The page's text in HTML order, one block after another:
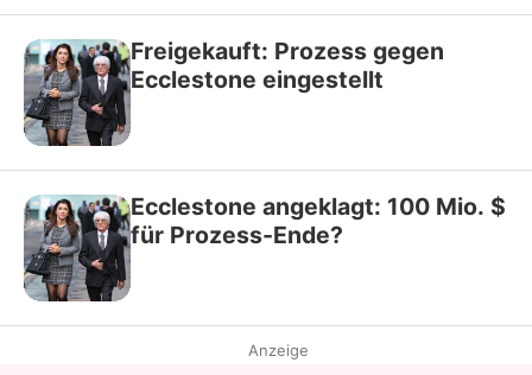
Freigekauft: Prozess gegen
Ecclestone eingestellt
Ecclestone angeklagt: 100 Mio. $
für Prozess-Ende?
Anzeige